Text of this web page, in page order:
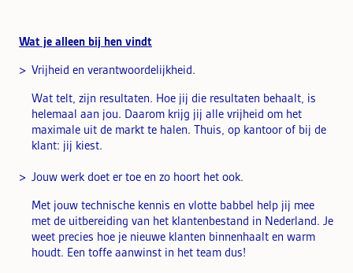
Wat je alleen bij hen vindt
Vrijheid en verantwoordelijkheid.
Wat telt, zijn resultaten. Hoe jij die resultaten behaalt, is
helemaal aan jou. Daarom krijg jij alle vrijheid om het
maximale uit de markt te halen. Thuis, op kantoor of bij de
klant: jij kiest.
Jouw werk doet er toe en zo hoort het ook.
Met jouw technische kennis en vlotte babbel help jij mee
met de uitbereiding van het klantenbestand in Nederland. Je
weet precies hoe je nieuwe klanten binnenhaalt en warm
houdt. Een toffe aanwinst in het team dus!